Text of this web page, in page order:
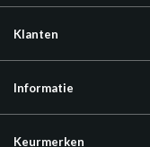
Klanten
Informatie
Keurmerken